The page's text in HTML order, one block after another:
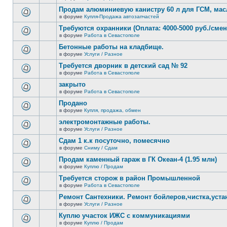
новых
непрочитанных
сообщений.
новых
непрочитанных
сообщений.
новых
непрочитанных
сообщений.
Продам алюминиевую канистру 60 л для ГСМ,
в форуме Купля-Продажа автозапчастей
новых
непрочитанных
сообщений.
Требуются охранники (Оплата: 4000-5000 руб./
в форуме Работа в Севастополе
новых
непрочитанных
сообщений.
Бетонные работы на кладбище.
в форуме Услуги / Разное
новых
непрочитанных
сообщений.
Требуется дворник в детский сад № 92
в форуме Работа в Севастополе
новых
непрочитанных
сообщений.
закрыто
в форуме Работа в Севастополе
новых
непрочитанных
сообщений.
Продано
в форуме Купля, продажа, обмен
новых
непрочитанных
сообщений.
электромонтажные работы.
в форуме Услуги / Разное
новых
непрочитанных
сообщений.
Сдам 1 к.к посуточно, помесячно
в форуме Сниму / Сдам
новых
непрочитанных
сообщений.
Продам каменный гараж в ГК Океан-4 (1.95 млн)
в форуме Куплю / Продам
новых
непрочитанных
сообщений.
Требуется сторож в район Промышленной
в форуме Работа в Севастополе
Ремонт Сантехники. Ремонт
в форуме Услуги / Разное
Куплю участок ИЖС с коммуникациями
в форуме Куплю / Продам